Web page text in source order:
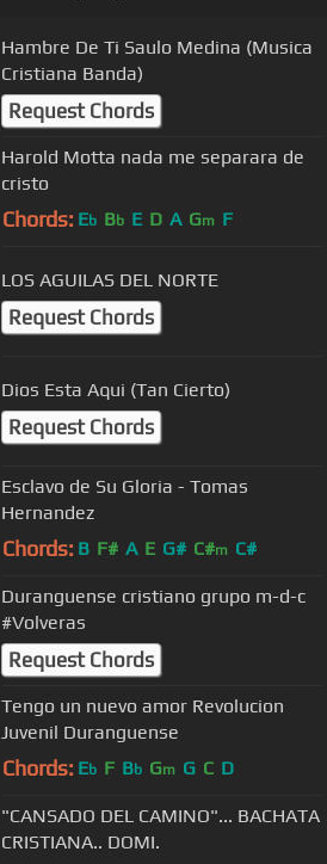
Hambre De Ti Saulo Medina (Musica
Cristiana Banda)
Request Chords
Harold Motta nada me separara de
cristo
Chords: Eb Bb E D A Gm F
LOS AGUILAS DEL NORTE
Request Chords
Dios Esta Aqui (Tan Cierto)
Request Chords
Esclavo de Su Gloria - Tomas
Hernandez
Chords: B F# A E G# C#m C#
Duranguense cristiano grupo m-d-c
#Volveras
Request Chords
Tengo un nuevo amor Revolucion
Juvenil Duranguense
Chords: Eb F Bb Gm G C D
"CANSADO DEL CAMINO"... BACHATA
CRISTIANA.. DOMI.